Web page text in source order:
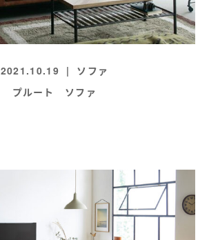
2021.10.19
ソファ
プルート ソファ